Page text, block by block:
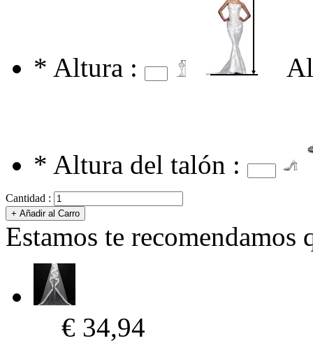
* Altura :
* Altura del talón :
Cantidad :
Estamos te recomendamos
€ 34,94